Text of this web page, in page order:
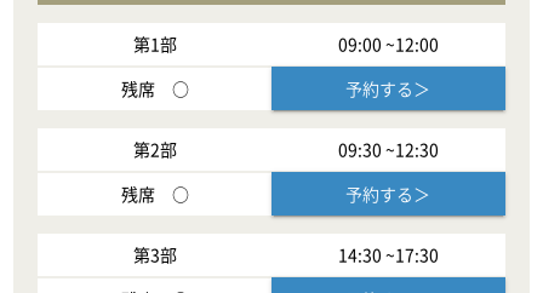
第1部 09:00 ~12:00
残席 ○ 予約する＞
第2部 09:30 ~12:30
残席 ○ 予約する＞
第3部 14:30 ~17:30